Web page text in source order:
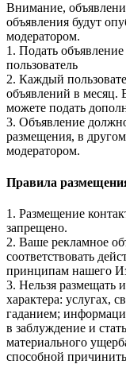
Внимание,
объявления будут
модератором.
1. Подать
пользователь
2. Каждый
объявлений в
можете подать
3. Объявление
размещения, в
модератором.
Правила
1. Размещение
запрещено.
2. Ваше рекламное
соответствовать
принципам нашего
3. Нельзя размещать
характера: услугах,
гаданием;
в заблуждение и
материального
способной